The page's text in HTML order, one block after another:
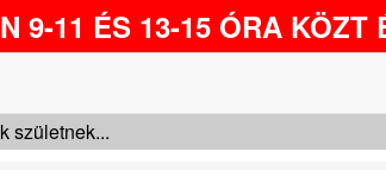
9-11 ÉS 13-15 ÓRA KÖZT
születnek...